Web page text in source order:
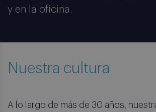
y en la oficina.
Nuestra cultura
A lo largo de más de 30 años,